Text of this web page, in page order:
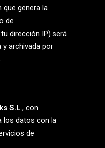
que genera la
de
dirección IP) será
y archivada por
S.L., con
los datos con la
de